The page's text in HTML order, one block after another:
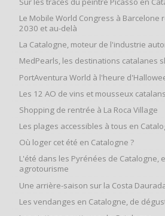
Le Mobile World Congress à Barcelone
2030 et au-delà
La Catalogne, moteur de l'industrie
MedPearls, les destinations catalanes
PortAventura World à l'heure
Les 12 AO de vins et mousseux catalans
Shopping de rentrée à La Roca Village
Les plages accessibles à tous en
Où loger cet été en Catalogne ?
L'été dans les Pyrénées de Catalogne,
agrotourisme
Une arrière-saison sur la Costa
Les vendanges en Catalogne, de